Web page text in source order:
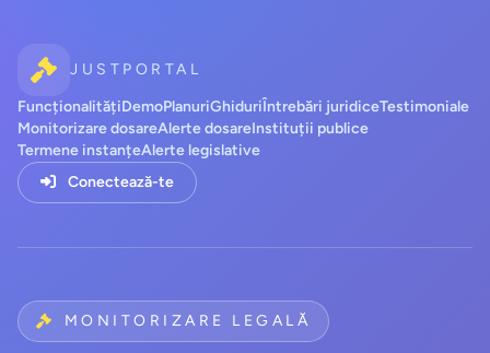
JUSTPORTAL
FuncționalitățiDemoPlanuriGhiduriÎntrebări juridiceTestimoniale
Monitorizare dosareAlerte dosareInstituții publice
Termene instanțeAlerte legislative
Conectează-te
MONITORIZARE LEGALĂ